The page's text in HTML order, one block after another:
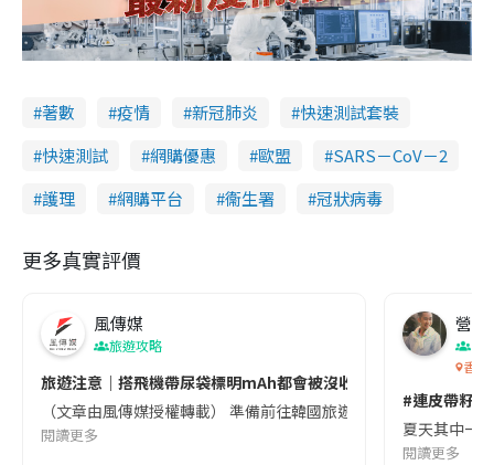
著數 疫情 新冠肺炎
快速測試套裝
快速測試
網購優惠 歐盟
SARS－CoV－2
護理
網購平台 衞生署 冠狀病毒
更多真實評價
風傳媒
旅遊攻略
旅遊注意｜搭飛機帶尿袋標明mAh都會被沒收😱出發前切記檢查
（文章由風傳媒授權轉載） 準備前往韓國旅遊的民眾，近期要
閱讀更多
營養
香港
#連皮帶籽
夏天其中一
閱讀更多